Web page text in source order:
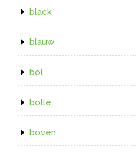
black
blauw
bol
bolle
boven